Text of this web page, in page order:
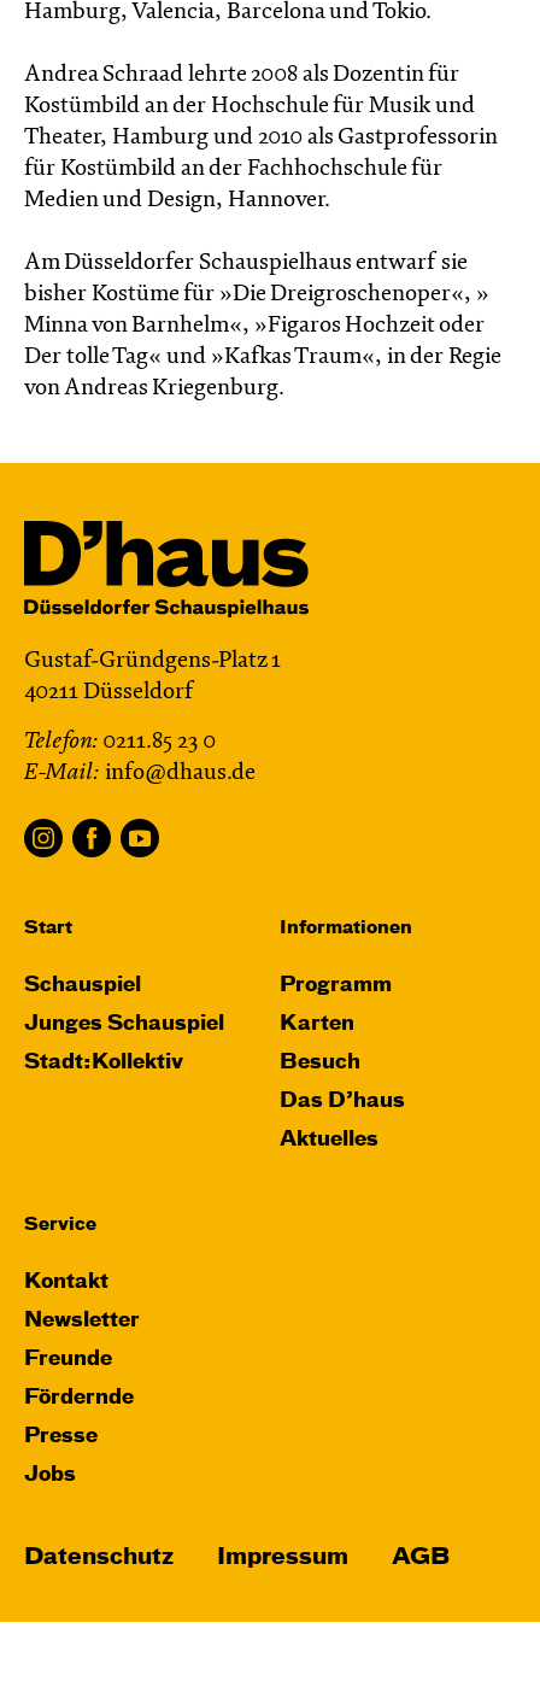
Hamburg, Valencia, Barcelona und Tokio.
Andrea Schraad lehrte 2008 als Dozentin für
Kostümbild an der Hochschule für Musik und
Theater, Hamburg und 2010 als Gastprofessorin
für Kostümbild an der Fachhochschule für
Medien und Design, Hannover.
Am Düsseldorfer Schauspielhaus entwarf sie
bisher Kostüme für »Die Dreigroschenoper«, »
Minna von Barnhelm«, »Figaros Hochzeit oder
Der tolle Tag« und »Kafkas Traum«, in der Regie
von Andreas Kriegenburg.
Gustaf-Gründgens-Platz 1
40211 Düsseldorf
Telefon: 0211.85 23 0
E-Mail: info@dhaus.de
Start
Schauspiel
Junges Schauspiel
Stadt:Kollektiv
Informationen
Programm
Karten
Besuch
Das D’haus
Aktuelles
Service
Kontakt
Newsletter
Freunde
Fördernde
Presse
Jobs
Datenschutz Impressum AGB